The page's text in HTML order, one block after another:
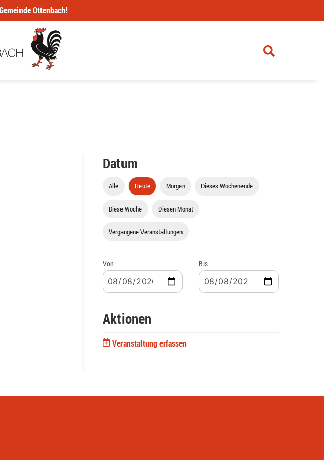
Ottenbach!
Datum
Alle Heute Morgen Dieses Wochenende
Diese Woche Diesen Monat
Vergangene Veranstaltungen
Von Bis
Aktionen
Veranstaltung erfassen